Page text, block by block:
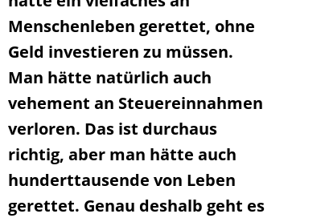
Menschenleben gerettet, ohne
Geld investieren zu müssen.
Man hätte natürlich auch
vehement an Steuereinnahmen
verloren. Das ist durchaus
richtig, aber man hätte auch
hunderttausende von Leben
gerettet. Genau deshalb geht es